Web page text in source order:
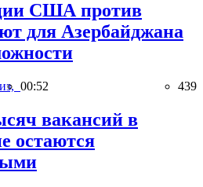
США против
для Азербайджана
00:52 439
вакансий в
остаются